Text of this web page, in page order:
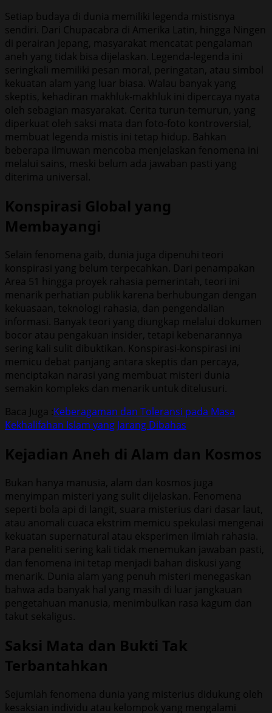
Setiap budaya di dunia memiliki legenda mistisnya
sendiri. Dari Chupacabra di Amerika Latin, hingga Ningen
di perairan Jepang, masyarakat mencatat pengalaman
aneh yang tidak bisa dijelaskan. Legenda-legenda ini
seringkali memiliki pesan moral, peringatan, atau simbol
kekuatan alam yang luar biasa. Walau banyak yang
skeptis, kehadiran makhluk-makhluk ini dipercaya nyata
oleh sebagian masyarakat. Cerita turun-temurun, yang
diperkuat oleh saksi mata dan foto-foto kontroversial,
membuat legenda mistis ini tetap hidup. Bahkan
beberapa ilmuwan mencoba menjelaskan fenomena ini
melalui sains, meski belum ada jawaban pasti yang
diterima universal.
Konspirasi Global yang
Membayangi
Selain fenomena gaib, dunia juga dipenuhi teori
konspirasi yang belum terpecahkan. Dari penampakan
Area 51 hingga proyek rahasia pemerintah, teori ini
menarik perhatian publik karena berhubungan dengan
kekuasaan, teknologi rahasia, dan pengendalian
informasi. Banyak teori yang diungkap melalui dokumen
bocor atau pengakuan insider, tetapi kebenarannya
sering kali sulit dibuktikan. Konspirasi-konspirasi ini
memicu debat panjang antara skeptis dan percaya,
menciptakan narasi yang membuat misteri dunia
semakin kompleks dan menarik untuk ditelusuri.
Baca Juga :Keberagaman dan Toleransi pada Masa
Kekhalifahan Islam yang Jarang Dibahas
Kejadian Aneh di Alam dan Kosmos
Bukan hanya manusia, alam dan kosmos juga
menyimpan misteri yang sulit dijelaskan. Fenomena
seperti bola api di langit, suara misterius dari dasar laut,
atau anomali cuaca ekstrim memicu spekulasi mengenai
kekuatan supernatural atau eksperimen ilmiah rahasia.
Para peneliti sering kali tidak menemukan jawaban pasti,
dan fenomena ini tetap menjadi bahan diskusi yang
menarik. Dunia alam yang penuh misteri menegaskan
bahwa ada banyak hal yang masih di luar jangkauan
pengetahuan manusia, menimbulkan rasa kagum dan
takut sekaligus.
Saksi Mata dan Bukti Tak
Terbantahkan
Sejumlah fenomena dunia yang misterius didukung oleh
kesaksian individu atau kelompok yang mengalami